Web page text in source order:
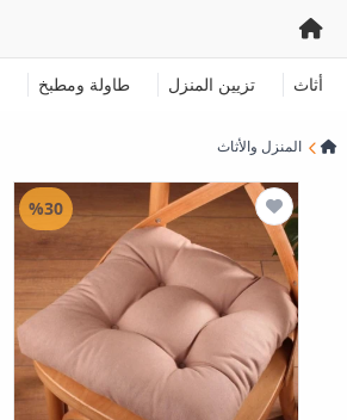
أثاث تزيين المنزل طاولة ومطبخ
المنزل والأثاث
%30